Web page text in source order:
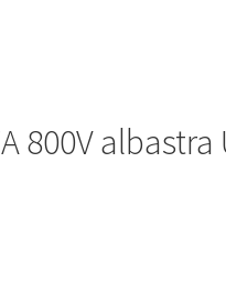
800V albastra